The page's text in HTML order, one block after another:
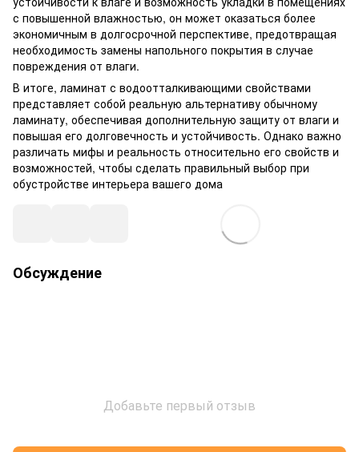
с повышенной влажностью, он может оказаться более
экономичным в долгосрочной перспективе, предотвращая
необходимость замены напольного покрытия в случае
повреждения от влаги.
В итоге, ламинат с водоотталкивающими свойствами
представляет собой реальную альтернативу обычному
ламинату, обеспечивая дополнительную защиту от влаги и
повышая его долговечность и устойчивость. Однако важно
различать мифы и реальность относительно его свойств и
возможностей, чтобы сделать правильный выбор при
обустройстве интерьера вашего дома
Обсуждение
Добавьте первый отзыв